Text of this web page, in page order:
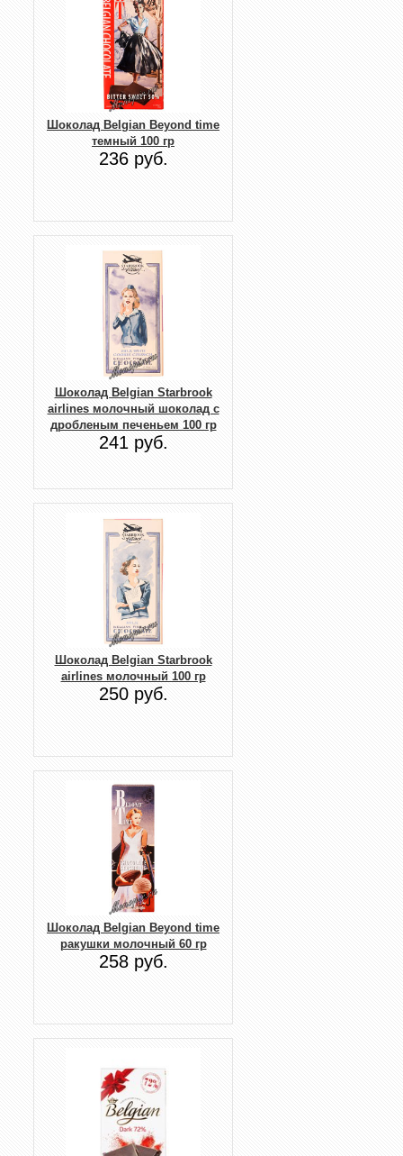
Шоколад Belgian Beyond time
темный 100 гр
236 руб.
Шоколад Belgian Starbrook
airlines молочный шоколад с
дробленым печеньем 100 гр
241 руб.
Шоколад Belgian Starbrook
airlines молочный 100 гр
250 руб.
Шоколад Belgian Beyond time
ракушки молочный 60 гр
258 руб.